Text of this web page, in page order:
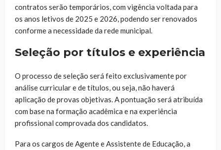
contratos serão temporários, com vigência voltada para
os anos letivos de 2025 e 2026, podendo ser renovados
conforme a necessidade da rede municipal.
Seleção por títulos e experiência
O processo de seleção será feito exclusivamente por
análise curricular e de títulos, ou seja, não haverá
aplicação de provas objetivas. A pontuação será atribuída
com base na formação acadêmica e na experiência
profissional comprovada dos candidatos.
Para os cargos de Agente e Assistente de Educação, a